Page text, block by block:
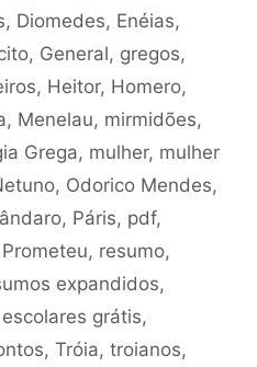
, Diomedes, Enéias,
, General, gregos,
, Heitor, Homero,
, Menelau, mirmidões,
Grega, mulher, mulher
, Odorico Mendes,
, Páris, pdf,
Prometeu, resumo,
expandidos,
grátis,
, Tróia, troianos,